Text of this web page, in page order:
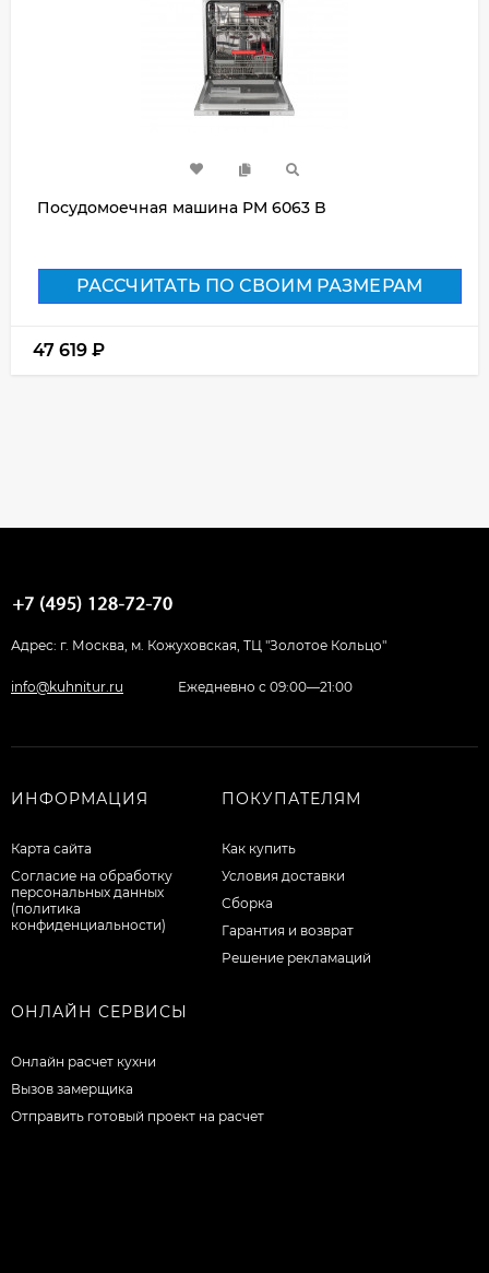
Посудомоечная машина PM 6063 B
РАССЧИТАТЬ ПО СВОИМ РАЗМЕРАМ
47 619 ₽
Адрес: г. Москва, м. Кожуховская, ТЦ "Золотое Кольцо"
info@kuhnitur.ru Ежедневно с 09:00—21:00
ИНФОРМАЦИЯ
Карта сайта
Согласие на обработку
персональных данных
(политика
конфиденциальности)
ПОКУПАТЕЛЯМ
Как купить
Условия доставки
Сборка
Гарантия и возврат
Решение рекламаций
ОНЛАЙН СЕРВИСЫ
Онлайн расчет кухни
Вызов замерщика
Отправить готовый проект на расчет